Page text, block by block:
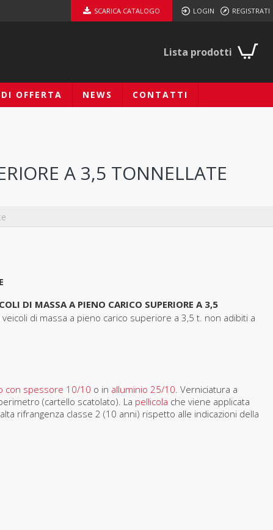
SCARICA CATALOGO LOGIN REGISTRATI
Lista prodotti
OFFERTA NEWS CONTATTI
A 3,5 TONNELLATE
DI MASSA A PIENO CARICO SUPERIORE A 3,5
di massa a pieno carico superiore a 3,5 t. non adibiti a
con spessore 10/10 o in alluminio 25/10. Verniciatura a
(cartello scatolato). La pellicola che viene applicata
rifrangenza classe 2 (10 anni) rispetto alle indicazioni della